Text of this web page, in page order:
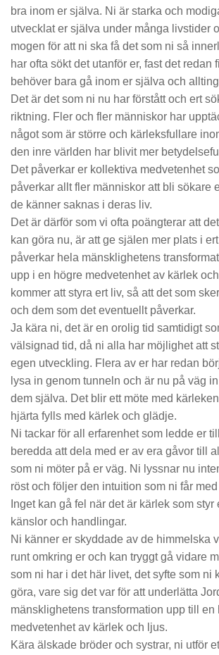
bra inom er själva. Ni är starka och
utvecklat er själva under många livstider
mogen för att ni ska få det som ni så
har ofta sökt det utanför er, fast det redan
behöver bara gå inom er själva och
Det är det som ni nu har förstått och ert
riktning. Fler och fler människor har
något som är större och kärleksfullare
den inre världen har blivit mer
Det påverkar er kollektiva medvetenhet
påverkar allt fler människor att bli sökare
de känner saknas i deras liv.
Det är därför som vi ofta poängterar att
kan göra nu, är att ge själen mer plats i
påverkar hela mänsklighetens
upp i en högre medvetenhet av kärlek
kommer att styra ert liv, så att det som
och dem som det eventuellt påverkar.
Ja kära ni, det är en orolig tid samtidigt
välsignad tid, då ni alla har möjlighet att
egen utveckling. Flera av er har redan
lysa in genom tunneln och är nu på väg
dem själva. Det blir ett möte med
hjärta fylls med kärlek och glädje.
Ni tackar för all erfarenhet som ledde er
beredda att dela med er av era gåvor till
som ni möter på er väg. Ni lyssnar nu
röst och följer den intuition som ni får
Inget kan gå fel när det är kärlek som styr
känslor och handlingar.
Ni känner er skyddade av de himmelska
runt omkring er och kan tryggt gå vidare
som ni har i det här livet, det syfte som ni
göra, vare sig det var för att underlätta
mänsklighetens transformation upp till en
medvetenhet av kärlek och ljus.
Kära älskade bröder och systrar, ni utför